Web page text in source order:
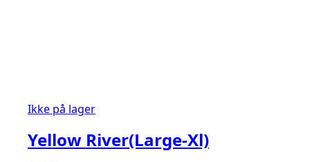
Ikke på lager
Yellow River(Large-Xl)